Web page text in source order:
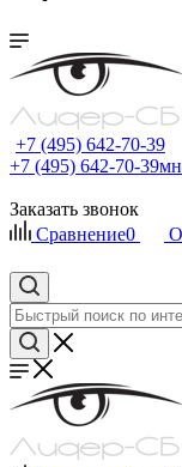
+7 (495) 642-70-39
+7 (495) 642-70-39
Заказать звонок
Сравнение0